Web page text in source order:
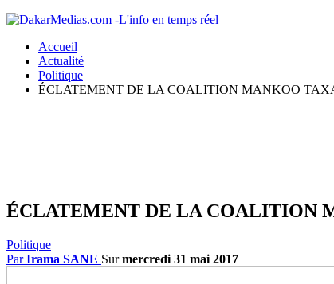
Accueil
Actualité
Politique
ÉCLATEMENT DE LA COALITION MANKOO
ÉCLATEMENT DE LA COALITION
Politique
ParIrama SANE Surmercredi 31 mai 2017